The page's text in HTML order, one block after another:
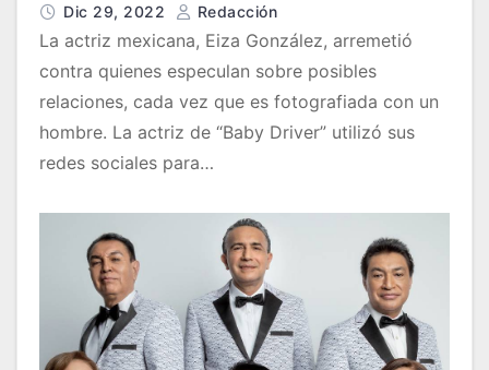
Dic 29, 2022 Redacción
La actriz mexicana, Eiza González, arremetió
contra quienes especulan sobre posibles
relaciones, cada vez que es fotografiada con un
hombre. La actriz de “Baby Driver” utilizó sus
redes sociales para…